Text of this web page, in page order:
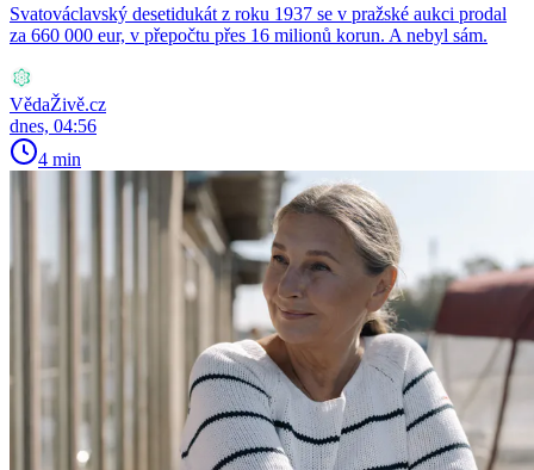
Svatováclavský desetidukát z roku 1937 se v pražské aukci prodal
za 660 000 eur, v přepočtu přes 16 milionů korun. A nebyl sám.
VědaŽivě.cz
dnes, 04:56
4 min